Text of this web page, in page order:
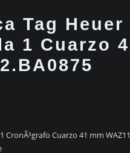
Tag Heuer
1 Cuarzo
CronÃ³grafo Cuarzo 41 mm